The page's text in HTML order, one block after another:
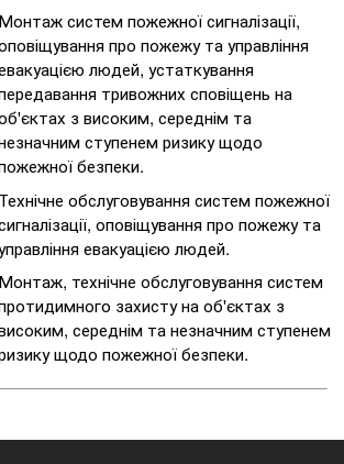
Монтаж систем пожежної сигналізації,
про пожежу та управління
людей, устаткування
тривожних сповіщень на
з високим, середнім та
ступенем ризику щодо
безпеки.
Технічне обслуговування систем пожежної
оповіщування про пожежу та
евакуацією людей.
Монтаж, технічне обслуговування систем
захисту на об'єктах з
середнім та незначним ступенем
щодо пожежної безпеки.